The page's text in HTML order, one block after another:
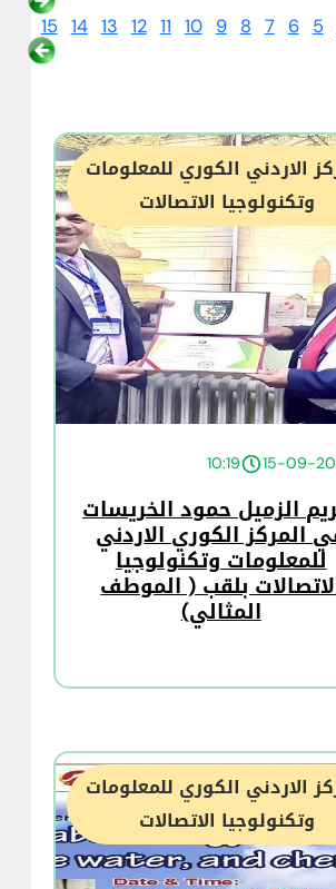
5
6
7
8
9
10
11
12
13
14
15
الاردني الكوري للمعلومات
وتكنولوجيا الاتصالات
15-09-
10:19
الزميل حمود الخريسات
المركز الكوري الاردني
للمعلومات وتكنولوجيا
بلقب ( الموطف
المثالي)
الاردني الكوري للمعلومات
وتكنولوجيا الاتصالات